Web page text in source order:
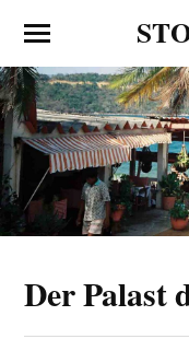
Der Palast